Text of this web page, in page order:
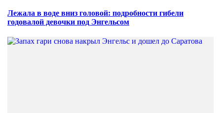
Лежала в воде вниз головой: подробности гибели
годовалой девочки под Энгельсом